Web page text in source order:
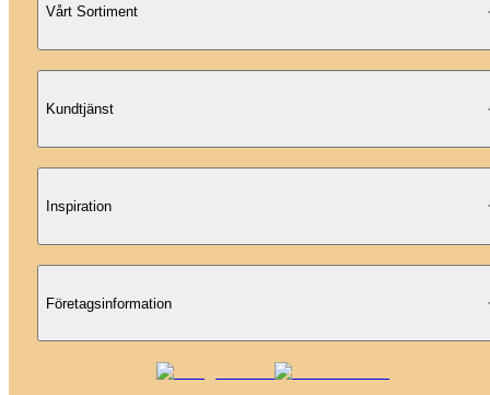
Vårt Sortiment
Kundtjänst
Inspiration
Företagsinformation